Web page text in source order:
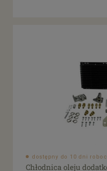
dostępny do 10 dni
Chłodnica oleju